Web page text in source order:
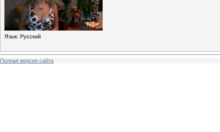
Язык: Русский
Полная версия сайта